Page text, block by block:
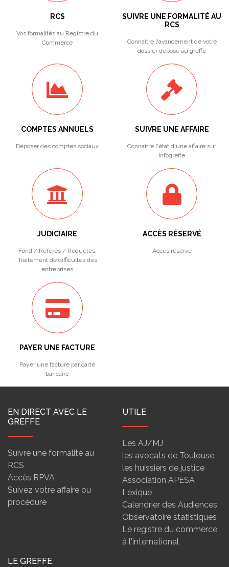
RCS
Vos formalités au Registre du
Commerce
SUIVRE UNE FORMALITÉ AU
RCS
Connaître l'avancement de votre
dossier déposé au greffe
COMPTES ANNUELS
Déposer des comptes sociaux
SUIVRE UNE AFFAIRE
Connaître l'état d'une affaire sur
Infogreffe
JUDICIAIRE
Fond / Référés / Requêtes.
Traitement de difficultés des
entreprises
ACCÈS RÉSERVÉ
Accès réservé
PAYER UNE FACTURE
Payer une facture par carte
bancaire
EN DIRECT AVEC LE
GREFFE
Suivre une formalité au
RCS
Accès RPVA
Suivez votre affaire ou
procédure
UTILE
Les AJ/MJ
les avocats de Toulouse
les huissiers de justice
Association APESA
Lexique
Calendrier des Audiences
Observatoire statistiques
Le registre du commerce
à l'international
LE GREFFE